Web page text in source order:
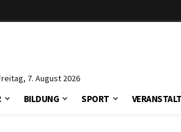
7. August 2026
BILDUNG SPORT